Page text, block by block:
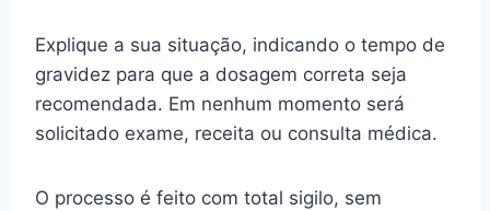
Explique a sua situação, indicando o tempo de
gravidez para que a dosagem correta seja
recomendada. Em nenhum momento será
solicitado exame, receita ou consulta médica.
O processo é feito com total sigilo, sem